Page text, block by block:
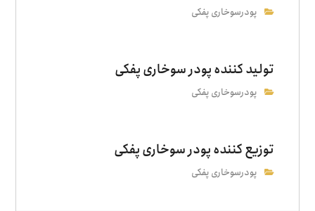
پودرسوخاری پفکی
تولید کننده پودر سوخاری پفکی
پودرسوخاری پفکی
توزیع کننده پودر سوخاری پفکی
پودرسوخاری پفکی